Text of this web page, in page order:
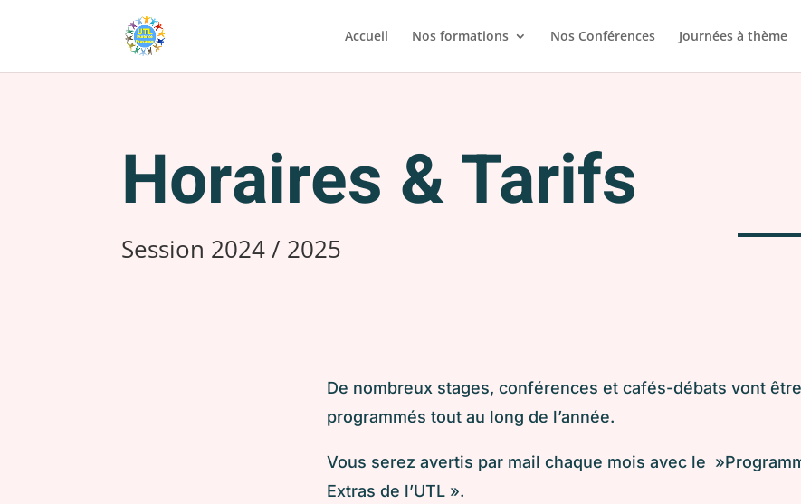
Accueil Nos formations Nos Conférences Journées à thème
Horaires & Tarifs
Session 2024 / 2025
De nombreux stages, conférences et cafés-débats vont être
programmés tout au long de l’année.
Vous serez avertis par mail chaque mois avec le
Extras de l’UTL ».